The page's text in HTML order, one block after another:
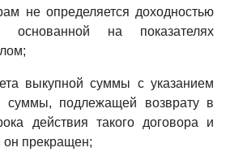
не определяется доходностью
основанной на показателях
выкупной суммы с указанием
суммы, подлежащей возврату в
действия такого договора и
он прекращен;